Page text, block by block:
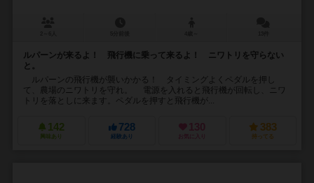
ルパーンが来るよ！ 飛行機に乗って来るよ！ ニワトリを守らない
と。
ルパーンの飛行機が襲いかかる！ タイミングよくペダルを押し
て、農場のニワトリを守れ。 電源を入れると飛行機が回転し、ニワ
トリを落としに来ます。ペダルを押すと飛行機が...
142
興味あり
728
経験あり
130
お気に入り
383
持ってる